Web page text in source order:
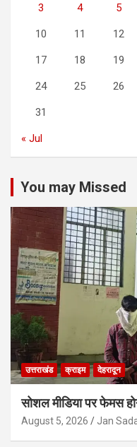
3 4 5
10 11 12
17 18 19
24 25 26
31
« Jul
You may Missed
उत्तराखंड क्राइम देहरादून
सोशल मीडिया पर फेमस
August 5, 2026 Jan